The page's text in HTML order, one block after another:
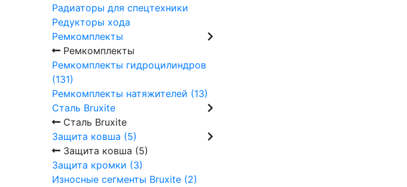
Радиаторы для спецтехники
Редукторы хода
Ремкомплекты
Ремкомплекты
Ремкомплекты гидроцилиндров
(131)
Ремкомплекты натяжителей (13)
Сталь Bruxite
Сталь Bruxite
Защита ковша (5)
Защита ковша (5)
Защита кромки (3)
Износные сегменты Bruxite (2)